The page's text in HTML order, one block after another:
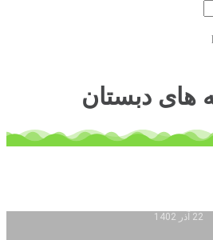
های دبستان
22 آذر 1402